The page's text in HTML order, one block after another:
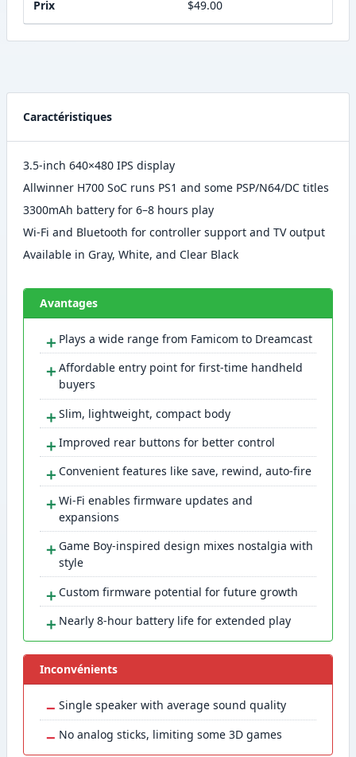
Prix $49.00
Caractéristiques
3.5-inch 640×480 IPS display
Allwinner H700 SoC runs PS1 and some PSP/N64/DC titles
3300mAh battery for 6–8 hours play
Wi-Fi and Bluetooth for controller support and TV output
Available in Gray, White, and Clear Black
Avantages
＋ Plays a wide range from Famicom to Dreamcast
＋ Affordable entry point for first-time handheld
buyers
＋ Slim, lightweight, compact body
＋ Improved rear buttons for better control
＋ Convenient features like save, rewind, auto-fire
＋ Wi-Fi enables firmware updates and
expansions
＋ Game Boy-inspired design mixes nostalgia with
style
＋ Custom firmware potential for future growth
＋ Nearly 8-hour battery life for extended play
Inconvénients
− Single speaker with average sound quality
− No analog sticks, limiting some 3D games